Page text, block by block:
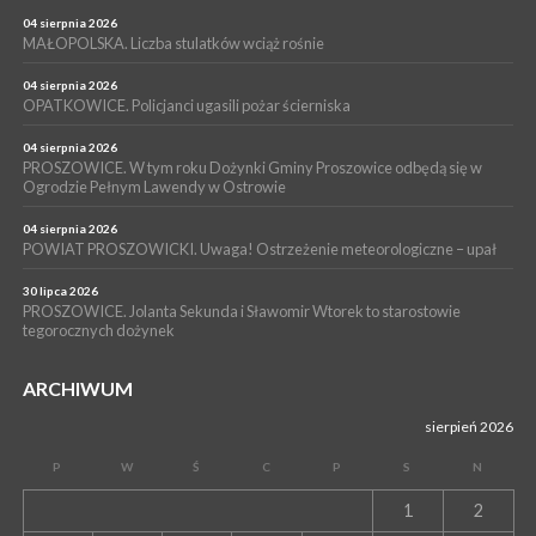
Czwartki w Bibliotece”
14 lipca 2026
PROSZOWICE. 26 lipca odbędzie się XII Marsz Rzeczpospolitej
WYDARZENIA
13 lipca 2026
Szpitalu im. Ojca Rafała z Proszowic już działa
04 sierpnia 2026
MAŁOPOLSKA. Liczba stulatków wciąż rośnie
04 sierpnia 2026
OPATKOWICE. Policjanci ugasili pożar ścierniska
04 sierpnia 2026
PROSZOWICE. W tym roku Dożynki Gminy Proszowice odbędą się w
Ogrodzie Pełnym Lawendy w Ostrowie
04 sierpnia 2026
POWIAT PROSZOWICKI. Uwaga! Ostrzeżenie meteorologiczne – upał
30 lipca 2026
PROSZOWICE. Jolanta Sekunda i Sławomir Wtorek to starostowie
tegorocznych dożynek
ARCHIWUM
sierpień 2026
P W Ś C P S N
1 2